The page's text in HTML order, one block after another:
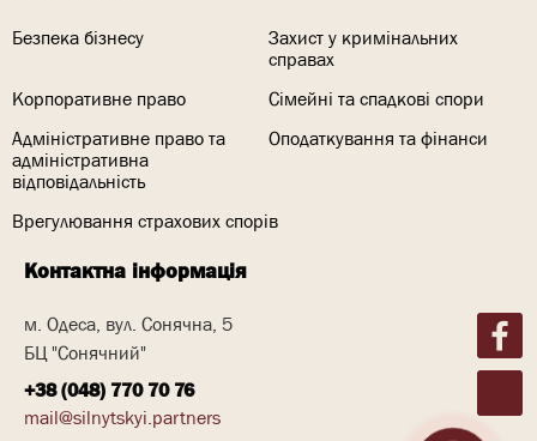
Контактна інформація
м. Одеса, вул. Сонячна, 5
БЦ "Сонячний"
+38 (048) 770 70 76
mail@silnytskyi.partners
Безпека бізнесу
Захист у кримінальних
справах
Корпоративне право
Сімейні та спадкові спори
Адміністративне право та
адміністративна
відповідальність
Оподаткування та фінанси
Врегулювання страхових спорів